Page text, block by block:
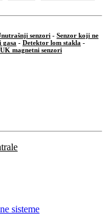
senzori - Senzor koji ne
gasa - Detektor lom stakla -
magnetni senzori